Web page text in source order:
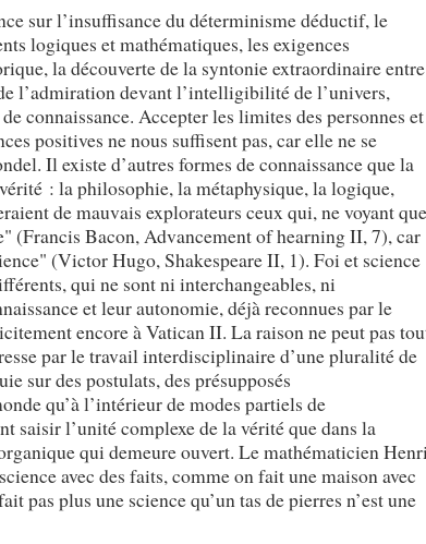
sur l’insuffisance du déterminisme déductif, le
logiques et mathématiques, les exigences
la découverte de la syntonie extraordinaire entre
l’admiration devant l’intelligibilité de l’univers,
connaissance. Accepter les limites des personnes et
positives ne nous suffisent pas, car elle ne se
Il existe d’autres formes de connaissance que la
: la philosophie, la métaphysique, la logique,
de mauvais explorateurs ceux qui, ne voyant que
(Francis Bacon, Advancement of hearning II, 7), car
(Victor Hugo, Shakespeare II, 1). Foi et science
qui ne sont ni interchangeables, ni
et leur autonomie, déjà reconnues par le
encore à Vatican II. La raison ne peut pas
par le travail interdisciplinaire d’une pluralité de
sur des postulats, des présupposés
qu’à l’intérieur de modes partiels de
saisir l’unité complexe de la vérité que dans la
qui demeure ouvert. Le mathématicien
avec des faits, comme on fait une maison avec
pas plus une science qu’un tas de pierres n’est une